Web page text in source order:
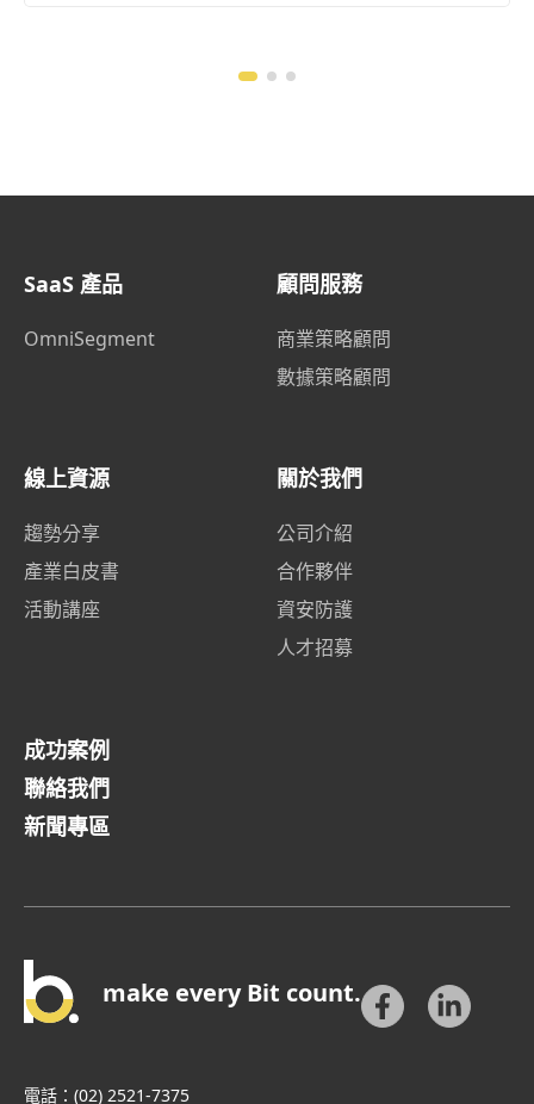
SaaS 產品
OmniSegment
顧問服務
商業策略顧問
數據策略顧問
線上資源
趨勢分享
產業白皮書
活動講座
關於我們
公司介紹
合作夥伴
資安防護
人才招募
成功案例
聯絡我們
新聞專區
make every Bit count.
電話： (02) 2521-7375